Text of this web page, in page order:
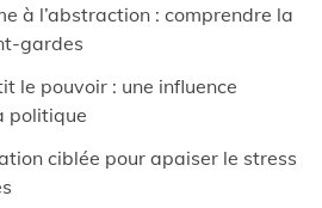
à l’abstraction : comprendre la
gardes
le pouvoir : une influence
politique
ciblée pour apaiser le stress